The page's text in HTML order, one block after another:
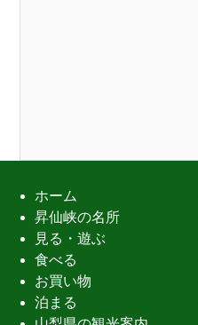
ホーム
昇仙峡の名所
見る・遊ぶ
食べる
お買い物
泊まる